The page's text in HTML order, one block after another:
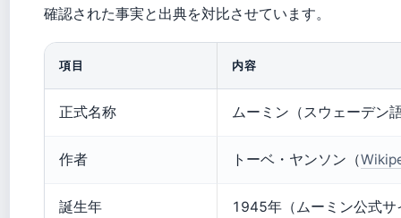
確認された事実と出典を対比させています。
項目 内容
正式名称 ムーミン（スウェーデン
作者 トーベ・ヤンソン（
誕生年 1945年（ムーミン公式